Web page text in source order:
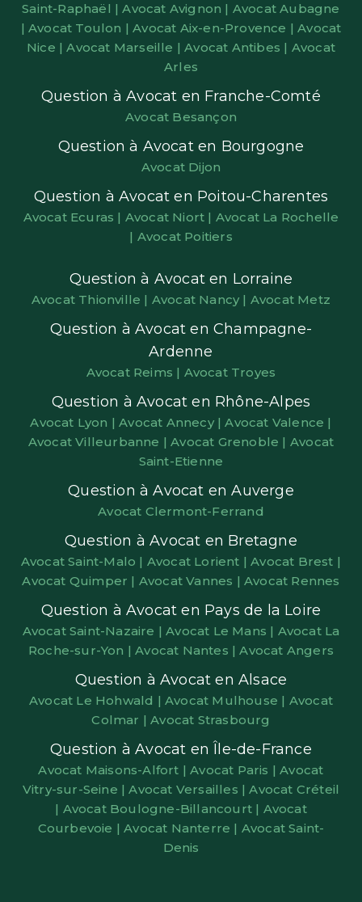
Saint-Raphaël |Avocat Avignon | Avocat Aubagne
| Avocat Toulon |Avocat Aix-en-Provence |Avocat
Nice |Avocat Marseille |Avocat Antibes | Avocat
Arles
Question à Avocat en Franche-Comté
Avocat Besançon
Question à Avocat en Bourgogne
Avocat Dijon
Question à Avocat en Poitou-Charentes
Avocat Ecuras | Avocat Niort | Avocat La Rochelle
| Avocat Poitiers
Question à Avocat en Lorraine
Avocat Thionville | Avocat Nancy | Avocat Metz
Question à Avocat en Champagne-
Ardenne
Avocat Reims | Avocat Troyes
Question à Avocat en Rhône-Alpes
Avocat Lyon |Avocat Annecy |Avocat Valence |
Avocat Villeurbanne |Avocat Grenoble | Avocat
Saint-Etienne
Question à Avocat en Auverge
Avocat Clermont-Ferrand
Question à Avocat en Bretagne
Avocat Saint-Malo | Avocat Lorient |Avocat Brest |
Avocat Quimper | Avocat Vannes | Avocat Rennes
Question à Avocat en Pays de la Loire
Avocat Saint-Nazaire |Avocat Le Mans | Avocat La
Roche-sur-Yon |Avocat Nantes |Avocat Angers
Question à Avocat en Alsace
Avocat Le Hohwald |Avocat Mulhouse | Avocat
Colmar |Avocat Strasbourg
Question à Avocat en Île-de-France
Avocat Maisons-Alfort |Avocat Paris |Avocat
Vitry-sur-Seine |Avocat Versailles |Avocat Créteil
| Avocat Boulogne-Billancourt | Avocat
Courbevoie |Avocat Nanterre | Avocat Saint-
Denis